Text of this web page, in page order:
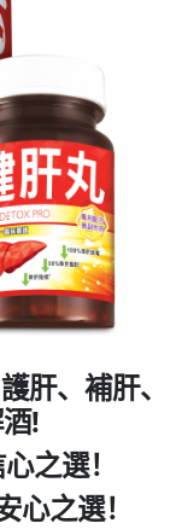
肝、補肝、
!
之選！
心之選！